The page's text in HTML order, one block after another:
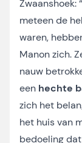
Zwaanshoek:
meteen de
waren,
Manon zich.
nauw
een hechte
zich het
het huis van
bedoeling